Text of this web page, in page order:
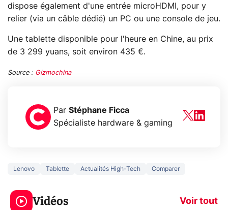
dispose également d'une entrée microHDMI, pour y
relier (via un câble dédié) un PC ou une console de jeu.
Une tablette disponible pour l'heure en Chine, au prix
de 3 299 yuans, soit environ 435 €.
Source : Gizmochina
Par Stéphane Ficca
Spécialiste hardware & gaming
Lenovo Tablette Actualités High-Tech Comparer
Vidéos Voir tout
3 écrans en 1 pour
319€ ? Voici L'AOC
CQ32G4ZA !
5
prochaine